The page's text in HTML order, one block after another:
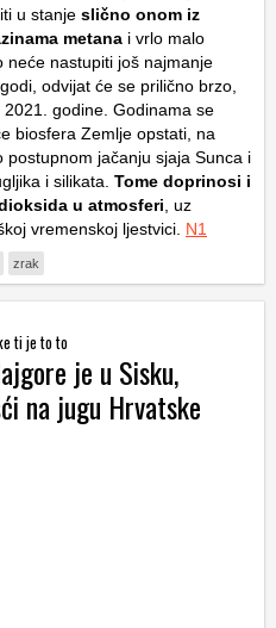
u stanje slično onom iz
metana i vrlo malo
neće nastupiti još najmanje
odvijat će se prilično brzo,
godine. Godinama se
biosfera Zemlje opstati, na
jačanju sjaja Sunca i
i silikata. Tome doprinosi i
u atmosferi , uz
vremenskoj ljestvici. N1
zrak
ti je to to
je u Sisku,
na jugu Hrvatske